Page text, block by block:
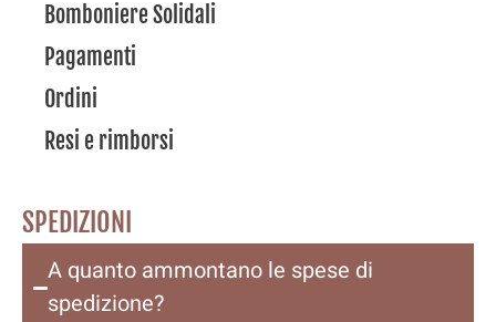
Bomboniere Solidali
Pagamenti
Ordini
Resi e rimborsi
SPEDIZIONI
A quanto ammontano le spese di
spedizione?